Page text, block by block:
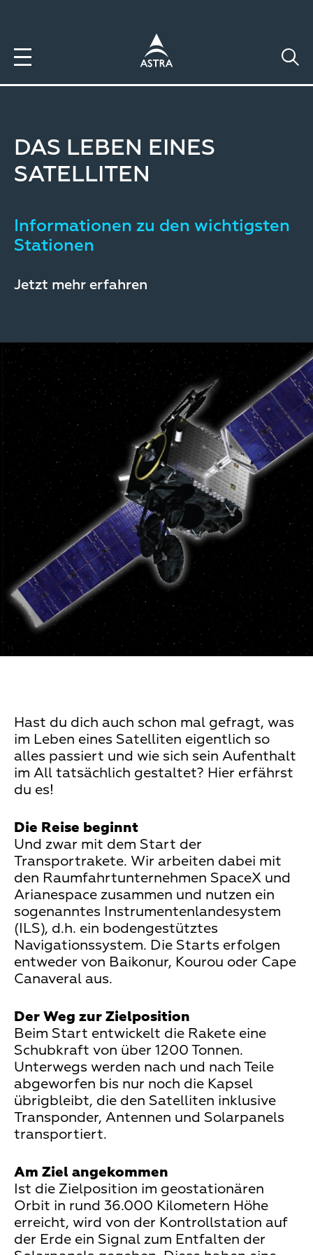
DAS LEBEN EINES
SATELLITEN
Informationen zu den wichtigsten
Stationen
Jetzt mehr erfahren
Image
Hast du dich auch schon mal gefragt, was
im Leben eines Satelliten eigentlich so
alles passiert und wie sich sein Aufenthalt
im All tatsächlich gestaltet? Hier erfährst
du es!
Die Reise beginnt
Und zwar mit dem Start der
Transportrakete. Wir arbeiten dabei mit
den Raumfahrtunternehmen SpaceX und
Arianespace zusammen und nutzen ein
sogenanntes Instrumentenlandesystem
(ILS), d.h. ein bodengestütztes
Navigationssystem. Die Starts erfolgen
entweder von Baikonur, Kourou oder Cape
Canaveral aus.
Der Weg zur Zielposition
Beim Start entwickelt die Rakete eine
Schubkraft von über 1200 Tonnen.
Unterwegs werden nach und nach Teile
abgeworfen bis nur noch die Kapsel
übrigbleibt, die den Satelliten inklusive
Transponder, Antennen und Solarpanels
transportiert.
Am Ziel angekommen
Ist die Zielposition im geostationären
Orbit in rund 36.000 Kilometern Höhe
erreicht, wird von der Kontrollstation auf
der Erde ein Signal zum Entfalten der